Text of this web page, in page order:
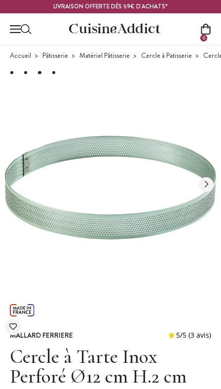
LIVRAISON OFFERTE DÈS 59€ D'ACHATS*
0
Accueil Pâtisserie Matériel Pâtisserie Cercle à Patisserie
MALLARD FERRIERE
Cercle à Tarte Inox
Perforé Ø12 cm H.2 cm